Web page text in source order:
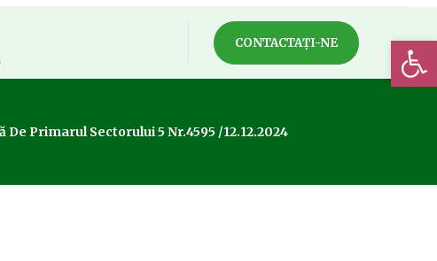
CONTACTAȚI-NE
De Primarul Sectorului 5 Nr.4595 /12.12.2024